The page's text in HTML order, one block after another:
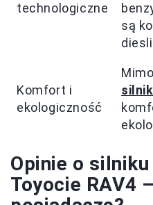
technologiczne
są
Komfort i
ekologiczność
Opinie o
Toyocie RAV4